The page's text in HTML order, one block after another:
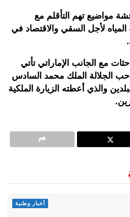
مواضيع تهم التأقلم مع
المياه لأجل السقي والاقتصاد في
مع الجانب الإماراتي تأتي
الجلالة الملك محمد السادس
والذي أعطته الزيارة الملكية
أخبار وطنية